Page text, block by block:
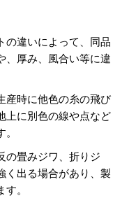
の違いによって、同品
、厚み、風合い等に違
産時に他色の糸の飛び
上に別色の線や点など
の畳みジワ、折りジ
く出る場合があり、製
。